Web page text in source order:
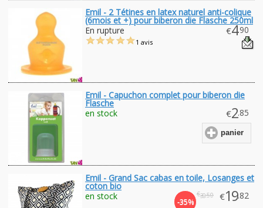
Emil - 2 Tétines en latex naturel anti-colique
(6mois et +) pour biberon die Flasche 250ml
€4.90
En rupture
1 avis
Emil - Capuchon complet pour biberon die
Flasche
€2.85
en stock
panier
Emil - Grand Sac cabas en toile, Losanges et
coton bio
-35%
€30.50 €19.82
en stock